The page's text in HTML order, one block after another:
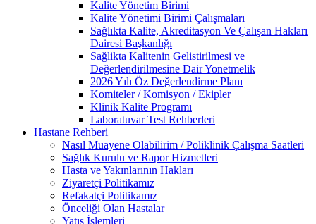
Kalite Yönetim Birimi
Kalite Yönetimi Birimi Çalışmaları
Sağlıkta Kalite, Akreditasyon Ve Çalışan Hakları
Dairesi Başkanlığı
Sağlikta Kalitenin Gelistirilmesi ve
Değerlendirilmesine Dair Yonetmelik
2026 Yılı Öz Değerlendirme Planı
Komiteler / Komisyon / Ekipler
Klinik Kalite Programı
Laboratuvar Test Rehberleri
Hastane Rehberi
Nasıl Muayene Olabilirim / Poliklinik Çalışma Saatleri
Sağlık Kurulu ve Rapor Hizmetleri
Hasta ve Yakınlarının Hakları
Ziyaretçi Politikamız
Refakatçi Politikamız
Önceliği Olan Hastalar
Yatış İşlemleri